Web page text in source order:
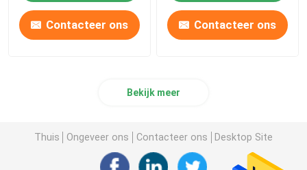
Contacteer ons Contacteer ons
Bekijk meer
Thuis Ongeveer ons Contacteer ons Desktop Site